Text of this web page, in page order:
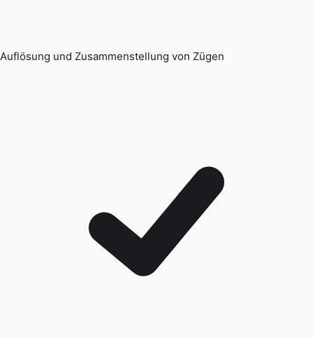
Auflösung und Zusammenstellung von Zügen